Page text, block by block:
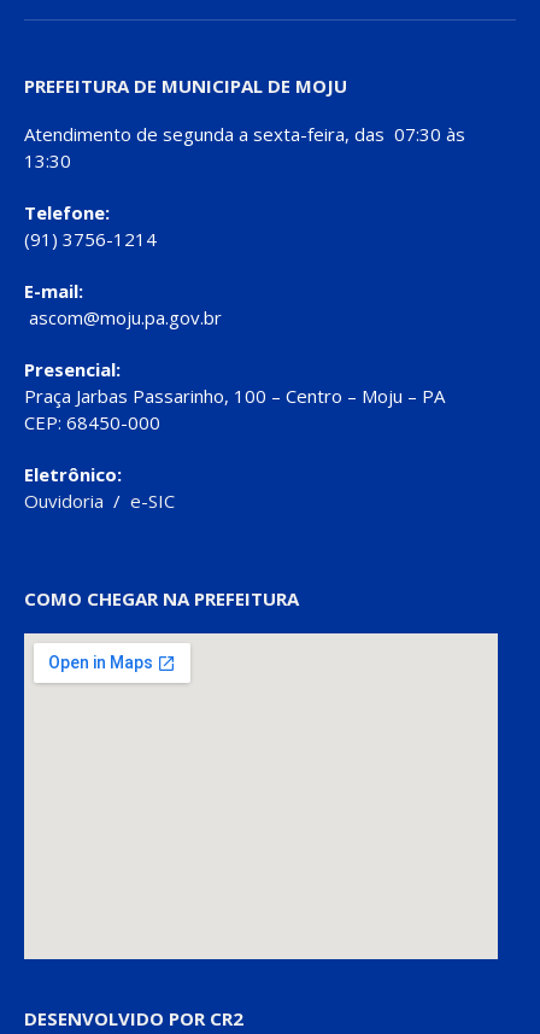
PREFEITURA DE MUNICIPAL DE MOJU
Atendimento de segunda a sexta-feira, das 07:30 às
13:30
Telefone:
(91) 3756-1214
E-mail:
ascom@moju.pa.gov.br
Presencial:
Praça Jarbas Passarinho, 100 – Centro – Moju – PA
CEP: 68450-000
Eletrônico:
Ouvidoria / e-SIC
COMO CHEGAR NA PREFEITURA
DESENVOLVIDO POR CR2